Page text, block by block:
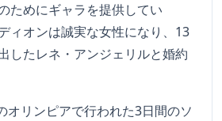
ためにギャラを提供してい
ィオンは誠実な女性になり、13
したレネ・アンジェリルと婚約
オリンピアで行われた3日間のソ